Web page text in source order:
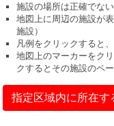
施設の場所は正確でな
地図上に周辺の施設が
施設）
凡例をクリックすると
地図上のマーカーをク
クするとその施設のペ
指定区域内に所在す